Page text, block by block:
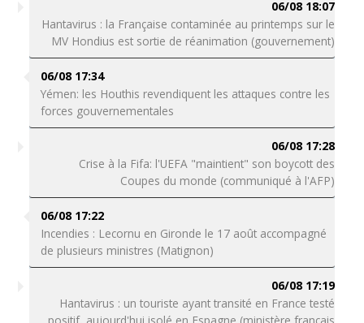
06/08 18:07
Hantavirus : la Française contaminée au printemps sur le
MV Hondius est sortie de réanimation (gouvernement)
06/08 17:34
Yémen: les Houthis revendiquent les attaques contre les
forces gouvernementales
06/08 17:28
Crise à la Fifa: l'UEFA "maintient" son boycott des
Coupes du monde (communiqué à l'AFP)
06/08 17:22
Incendies : Lecornu en Gironde le 17 août accompagné
de plusieurs ministres (Matignon)
06/08 17:19
Hantavirus : un touriste ayant transité en France testé